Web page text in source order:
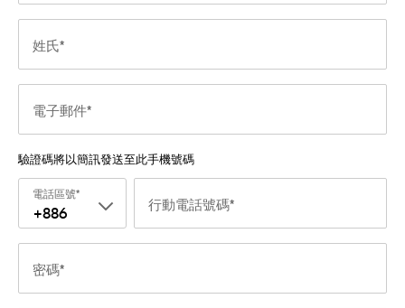
姓氏
電子郵件
驗證碼將以簡訊發送至此手機號碼
電話區號
+886 行動電話號碼
密碼